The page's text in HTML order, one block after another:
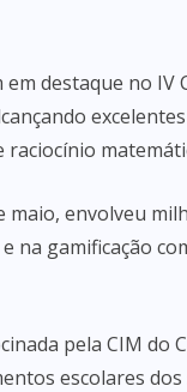
destaque no
raciocínio
maio, envolveu
na gamificação
pela CIM do
escolares